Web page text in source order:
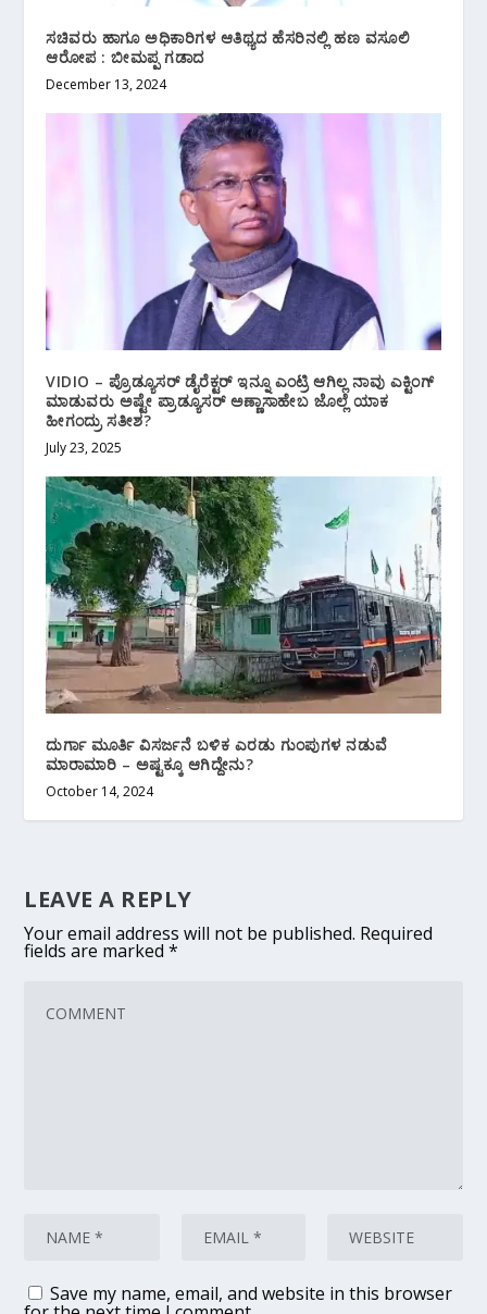
ಸಚಿವರು ಹಾಗೂ ಅಧಿಕಾರಿಗಳ ಆತಿಥ್ಯದ ಹೆಸರಿನಲ್ಲಿ ಹಣ ವಸೂಲಿ
ಆರೋಪ : ಬೀಮಪ್ಪ ಗಡಾದ
December 13, 2024
VIDIO – ಪ್ರೊಡ್ಯೂಸರ್ ಡೈರೆಕ್ಟರ್ ಇನ್ನೂ ಎಂಟ್ರಿ ಆಗಿಲ್ಲ ನಾವು ಎಕ್ಟಿಂಗ್
ಮಾಡುವರು ಅಷ್ಟೇ ಪ್ರಾಡ್ಯೂಸರ್ ಅಣ್ಣಾಸಾಹೇಬ ಜೊಲ್ಲೆ ಯಾಕ
ಹೀಗಂದ್ರು ಸತೀಶ?
July 23, 2025
ದುರ್ಗಾ ಮೂರ್ತಿ ವಿಸರ್ಜನೆ ಬಳಿಕ ಎರಡು ಗುಂಪುಗಳ ನಡುವೆ
ಮಾರಾಮಾರಿ – ಅಷ್ಟಕ್ಕೂ ಆಗಿದ್ದೇನು?
October 14, 2024
LEAVE A REPLY
Your email address will not be published. Required
fields are marked*
Save my name, email, and website in this browser